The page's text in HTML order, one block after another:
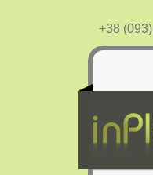
+38 (093)